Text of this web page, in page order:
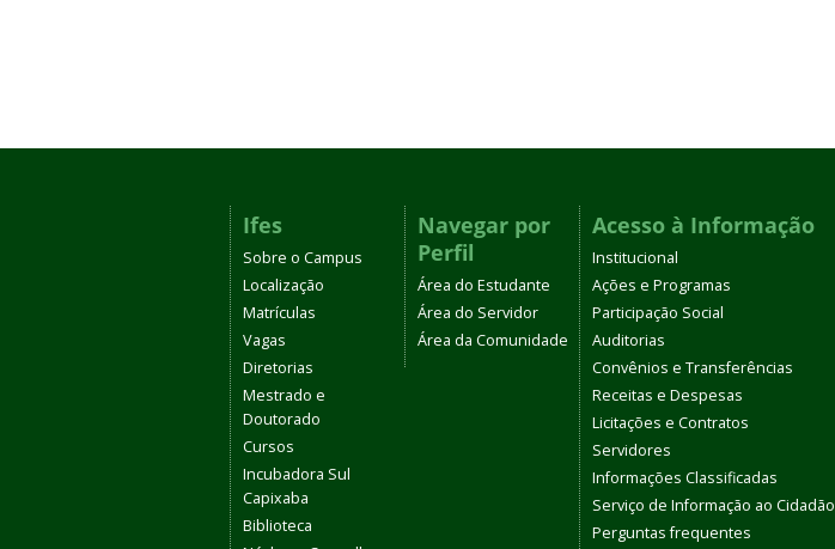
Ifes
Sobre o Campus
Localização
Matrículas
Vagas
Diretorias
Mestrado e
Doutorado
Cursos
Incubadora Sul
Capixaba
Biblioteca
Navegar por
Perfil
Área do Estudante
Área do Servidor
Área da Comunidade
Acesso à Informação
Institucional
Ações e Programas
Participação Social
Auditorias
Convênios e Transferências
Receitas e Despesas
Licitações e Contratos
Servidores
Informações Classificadas
Serviço de Informação ao Cidadão
Perguntas frequentes